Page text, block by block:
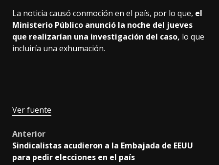
La noticia causó conmoción en el país, por lo que, el
Ministerio Público anunció la noche del jueves
que realizarían una investigación del caso, lo que
incluiría una exhumación.
Ver fuente
Post
navigation
Anterior
Sindicalistas acudieron a la Embajada de EEUU
para pedir elecciones en el país